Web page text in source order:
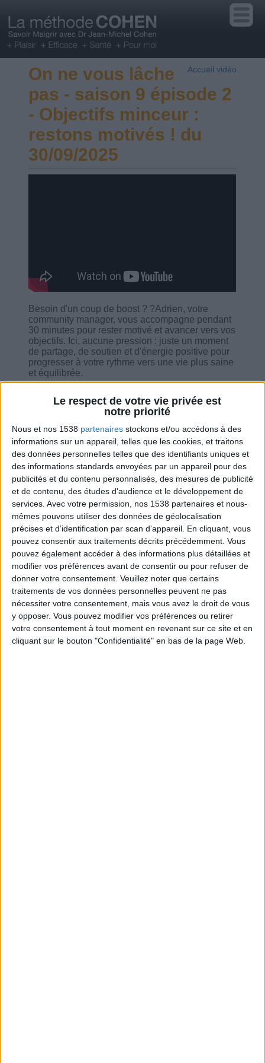
Le respect de votre vie privée est
notre priorité
Nous et nos 1538 partenaires stockons et/ou accédons à des
informations sur un appareil, telles que les cookies, et traitons
des données personnelles telles que des identifiants uniques et
des informations standards envoyées par un appareil pour des
publicités et du contenu personnalisés, des mesures de publicité
et de contenu, des études d'audience et le développement de
services. Avec votre permission, nos 1538 partenaires et nous-
mêmes pouvons utiliser des données de géolocalisation
précises et d’identification par scan d'appareil. En cliquant, vous
pouvez consentir aux traitements décrits précédemment. Vous
pouvez également accéder à des informations plus détaillées et
modifier vos préférences avant de consentir ou pour refuser de
donner votre consentement. Veuillez noter que certains
traitements de vos données personnelles peuvent ne pas
nécessiter votre consentement, mais vous avez le droit de vous
y opposer. Vous pouvez modifier vos préférences ou retirer
votre consentement à tout moment en revenant sur ce site et en
cliquant sur le bouton "Confidentialité" en bas de la page Web.
Accueil vidéo
On ne vous lâche
pas - saison 9 épisode 2
- Objectifs minceur :
restons motivés ! du
30/09/2025
Besoin d'un coup de boost ? ?Adrien, votre
community manager, vous accompagne pendant
30 minutes pour rester motivé et avancer vers vos
objectifs. Ici, aucune pression : juste un moment
de partage, de soutien et d'énergie positive pour
progresser à votre rythme vers une vie plus saine
et équilibrée.
Au programme : faire connaissance, les actus du
docteur, des clés concrètes pour réussir votre
régime… et bien plus encore !
Combien de kilos souhaitez-vous perdre ?
Moins de
5 kilos
De 5 à 10
kilos
Plus de
10 kilos
Service-client & Motivation
Les équipes du Service-client et de la
Communauté Savoir Maigrir vous aident
chaque semaine à vous rapprocher
sereinement de votre objectif minceur.